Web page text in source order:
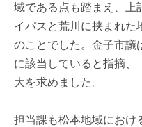
域である点も踏まえ、上
イパスと荒川に挟まれた
のことでした。金子市議
に該当していると指摘、
大を求めました。
担当課も松本地域におけ